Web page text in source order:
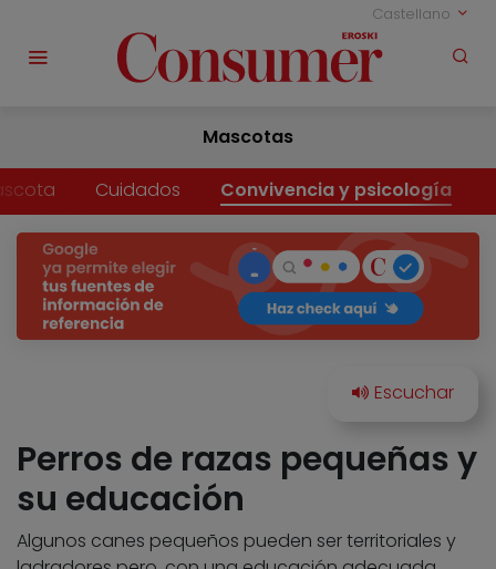
Castellano
Mascotas
Cuidados Convivencia y psicología
Perros de razas pequeñas y
su educación
Algunos canes pequeños pueden ser territoriales y